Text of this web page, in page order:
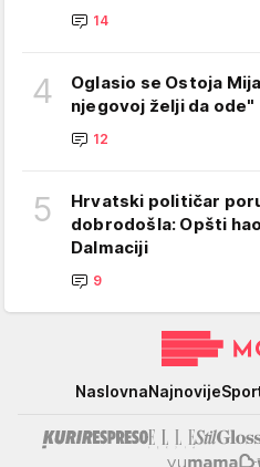
14
4
Oglasio se Ostoja
njegovoj želji da ode"
12
5
Hrvatski političar
dobrodošla: Opšti
Dalmaciji
9
NaslovnaNajnovije